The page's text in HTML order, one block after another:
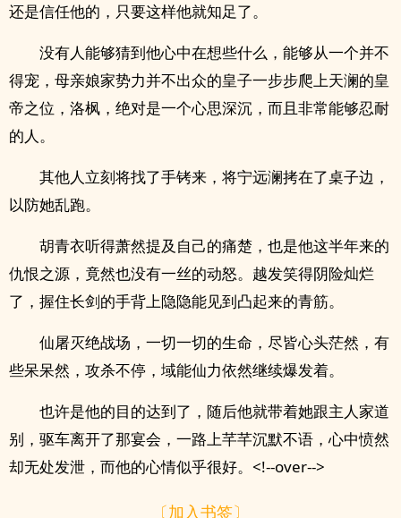
还是信任他的，只要这样他就知足了。
没有人能够猜到他心中在想些什么，能够从一个并不
得宠，母亲娘家势力并不出众的皇子一步步爬上天澜的皇
帝之位，洛枫，绝对是一个心思深沉，而且非常能够忍耐
的人。
其他人立刻将找了手铐来，将宁远澜拷在了桌子边，
以防她乱跑。
胡青衣听得萧然提及自己的痛楚，也是他这半年来的
仇恨之源，竟然也没有一丝的动怒。越发笑得阴险灿烂
了，握住长剑的手背上隐隐能见到凸起来的青筋。
仙屠灭绝战场，一切一切的生命，尽皆心头茫然，有
些呆呆然，攻杀不停，域能仙力依然继续爆发着。
也许是他的目的达到了，随后他就带着她跟主人家道
别，驱车离开了那宴会，一路上芊芊沉默不语，心中愤然
却无处发泄，而他的心情似乎很好。<!--over-->
〔加入书签〕